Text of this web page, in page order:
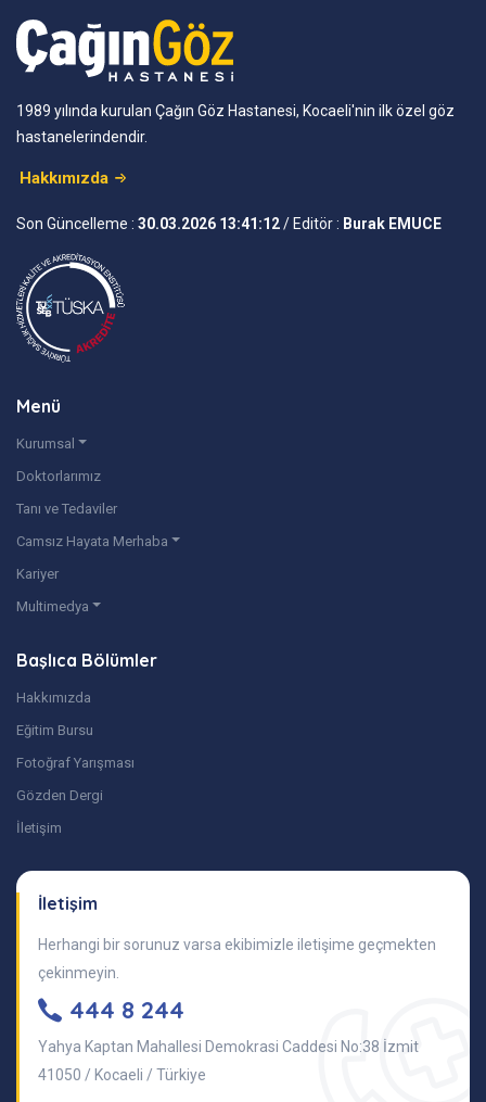
1989 yılında kurulan Çağın Göz Hastanesi, Kocaeli'nin ilk özel göz
hastanelerindendir.
Hakkımızda
Son Güncelleme : 30.03.2026 13:41:12/ Editör : Burak EMUCE
Menü
Kurumsal
Doktorlarımız
Tanı ve Tedaviler
Camsız Hayata Merhaba
Kariyer
Multimedya
Başlıca Bölümler
Hakkımızda
Eğitim Bursu
Fotoğraf Yarışması
Gözden Dergi
İletişim
İletişim
Herhangi bir sorunuz varsa ekibimizle iletişime geçmekten
çekinmeyin.
444 8 244
Yahya Kaptan Mahallesi Demokrasi Caddesi No:38 İzmit
41050 / Kocaeli / Türkiye